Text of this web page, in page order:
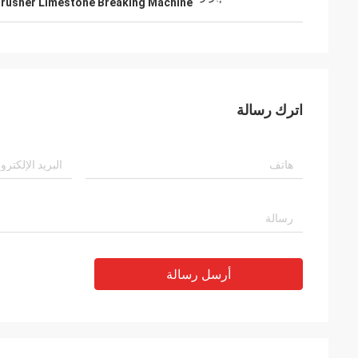
اترك رسالة
أرسل رسالة